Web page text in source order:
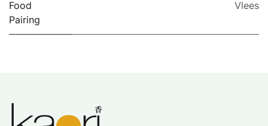
Food
Pairing
Vlees